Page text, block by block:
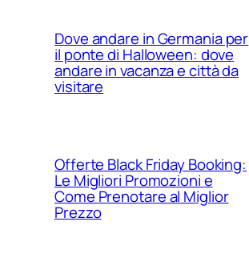
Dove andare in Germania per
il ponte di Halloween: dove
andare in vacanza e città da
visitare
Offerte Black Friday Booking:
Le Migliori Promozioni e
Come Prenotare al Miglior
Prezzo